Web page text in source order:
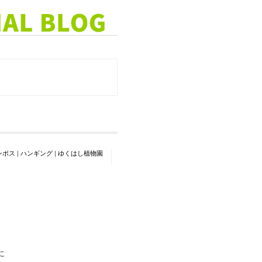
ボス | ハンギング | ゆくはし植物園